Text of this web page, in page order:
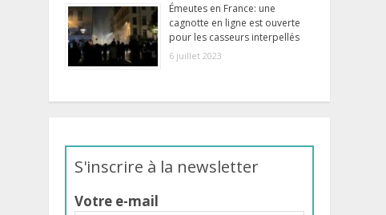
Émeutes en France: une
cagnotte en ligne est ouverte
pour les casseurs interpellés
6 juillet 2023
S'inscrire à la newsletter
Votre e-mail